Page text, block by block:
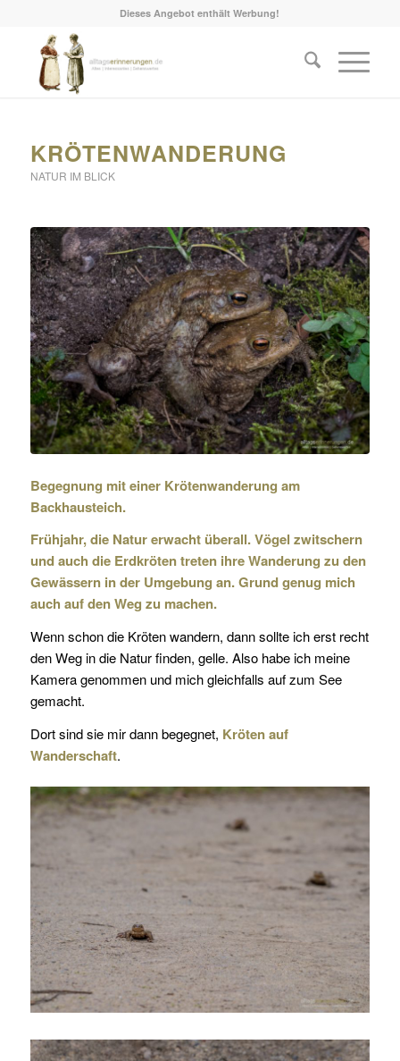
Dieses Angebot enthält Werbung!
KRÖTENWANDERUNG
NATUR IM BLICK
Begegnung mit einer Krötenwanderung am
Backhausteich.
Frühjahr, die Natur erwacht überall. Vögel zwitschern
und auch die Erdkröten treten ihre Wanderung zu den
Gewässern in der Umgebung an. Grund genug mich
auch auf den Weg zu machen.
Wenn schon die Kröten wandern, dann sollte ich erst recht
den Weg in die Natur finden, gelle. Also habe ich meine
Kamera genommen und mich gleichfalls auf zum See
gemacht.
Dort sind sie mir dann begegnet, Kröten auf
Wanderschaft.